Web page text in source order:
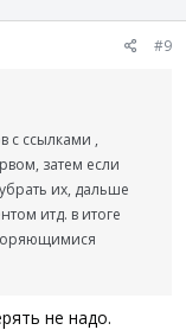
#9
с ссылками ,
затем если
их, дальше
итд. в итоге
не надо.